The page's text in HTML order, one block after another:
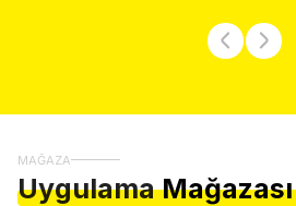
MAĞAZA
Uygulama Mağazası